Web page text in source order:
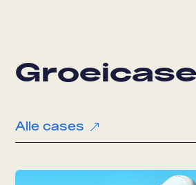
Alle cases &